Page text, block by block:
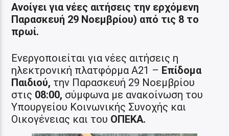
Ανοίγει για νέες αιτήσεις την ερχόμενη
Παρασκευή 29 Νοεμβρίου) από τις 8 το
πρωί.
Ενεργοποιείται για νέες αιτήσεις η
ηλεκτρονική πλατφόρμα Α21 – Επίδομα
Παιδιού, την Παρασκευή 29 Νοεμβρίου
στις 08:00, σύμφωνα με ανακοίνωση του
Υπουργείου Κοινωνικής Συνοχής και
Οικογένειας και του ΟΠΕΚΑ.